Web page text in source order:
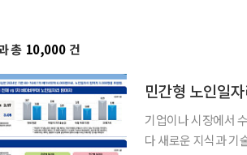
총 10,000 건
민간형 노인일
기업이나 시장에서
다 새로운 지식과 기